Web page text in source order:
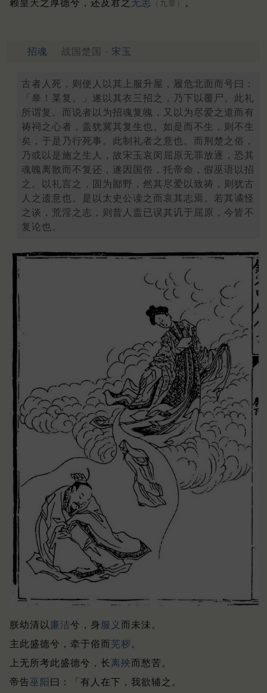
赖皇天之厚德兮，还及君之 无恙 （九章） 。
招魂 战国楚国 · 宋玉
古者人死，则使人以其上服升屋，履危北面而号曰：
「皋！某复。」遂以其衣三招之，乃下以覆尸。此礼
所谓复。而说者以为招魂复魄，又以为尽爱之道而有
祷祠之心者，盖犹冀其复生也。如是而不生，则不生
矣，于是乃行死事。此制礼者之意也。而荆楚之俗，
乃或以是施之生人，故宋玉哀闵屈原无罪放逐，恐其
魂魄离散而不复还，遂因国俗，托帝命，假巫语以招
之。以礼言之，固为鄙野，然其尽爱以致祷，则犹古
人之遗意也。是以太史公读之而哀其志焉。若其谲怪
之谈，荒淫之志，则昔人盖已误其讥于屈原，今皆不
复论也。
朕幼清以 廉洁兮，身 服义 而未沬。
主此盛德兮，牵于俗而芜秽 。
上无所考此盛德兮，长离殃而愁苦。
帝告巫阳 曰：「有人在下，我欲辅之。